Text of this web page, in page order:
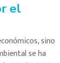
el
sino
se ha